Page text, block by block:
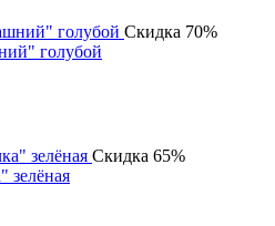
Скидка 70%
голубой
Скидка 65%
зелёная